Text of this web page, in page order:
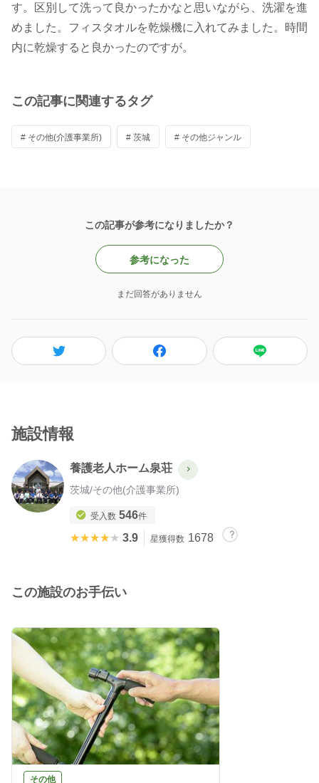
す。区別して洗って良かったかなと思いながら、洗濯を進
めました。フィスタオルを乾燥機に入れてみました。時間
内に乾燥すると良かったのですが。
この記事に関連するタグ
# その他(介護事業所) # 茨城 # その他ジャンル
この記事が参考になりましたか？
参考になった
まだ回答がありません
施設情報
養護老人ホーム泉荘
茨城/その他(介護事業所)
受入数 546件
★★★★★
★★★★★ 3.9 星獲得数 1678
この施設のお手伝い
その他